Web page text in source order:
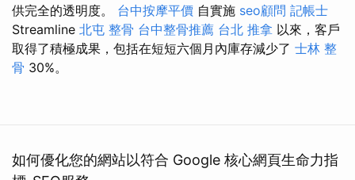
供完全的透明度。 台中按摩平價 自實施 seo顧問 記帳士
Streamline 北屯 整骨 台中整骨推薦 台北 推拿 以來，客戶
取得了積極成果，包括在短短六個月內庫存減少了 士林 整
骨 30%。
如何優化您的網站以符合 Google 核心網頁生命力指